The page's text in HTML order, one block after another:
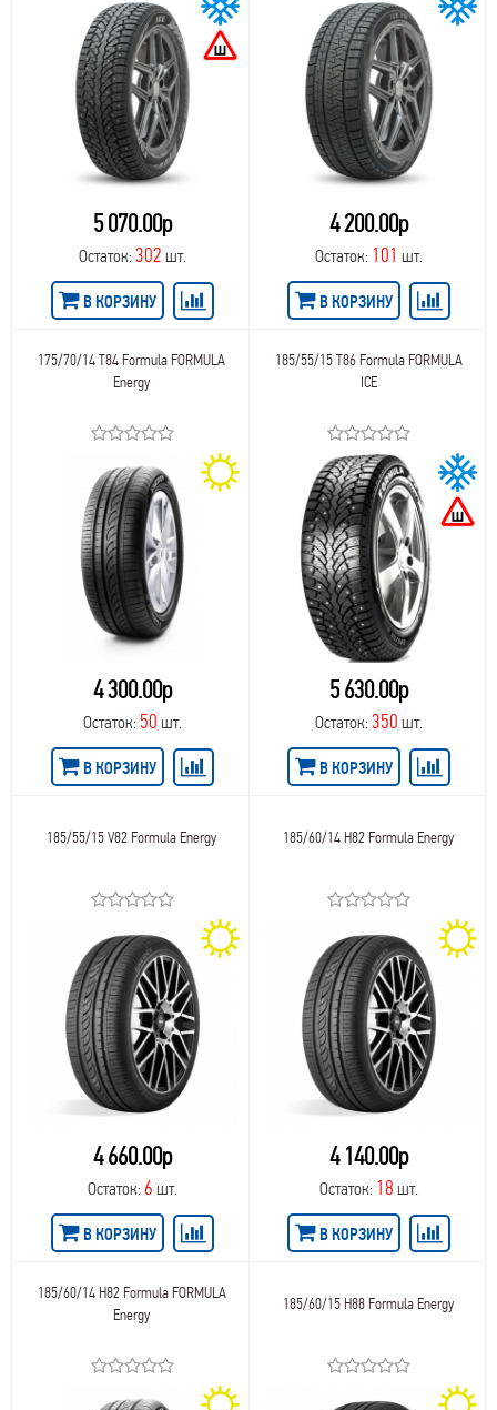
5 070.00р
Остаток: 302 шт.
В КОРЗИНУ
4 200.00р
Остаток: 101 шт.
В КОРЗИНУ
175/70/14 T84 Formula FORMULA
Energy
4 300.00р
Остаток: 50 шт.
В КОРЗИНУ
185/55/15 T86 Formula FORMULA
ICE
5 630.00р
Остаток:350 шт.
В КОРЗИНУ
185/55/15 V82 Formula Energy
4 660.00р
Остаток: 6 шт.
В КОРЗИНУ
185/60/14 H82 Formula Energy
4 140.00р
Остаток: 18 шт.
В КОРЗИНУ
185/60/14 H82 Formula FORMULA
Energy
185/60/15 H88 Formula Energy